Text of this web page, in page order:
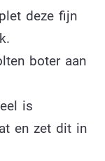
deze fijn
boter aan
is
en zet dit in